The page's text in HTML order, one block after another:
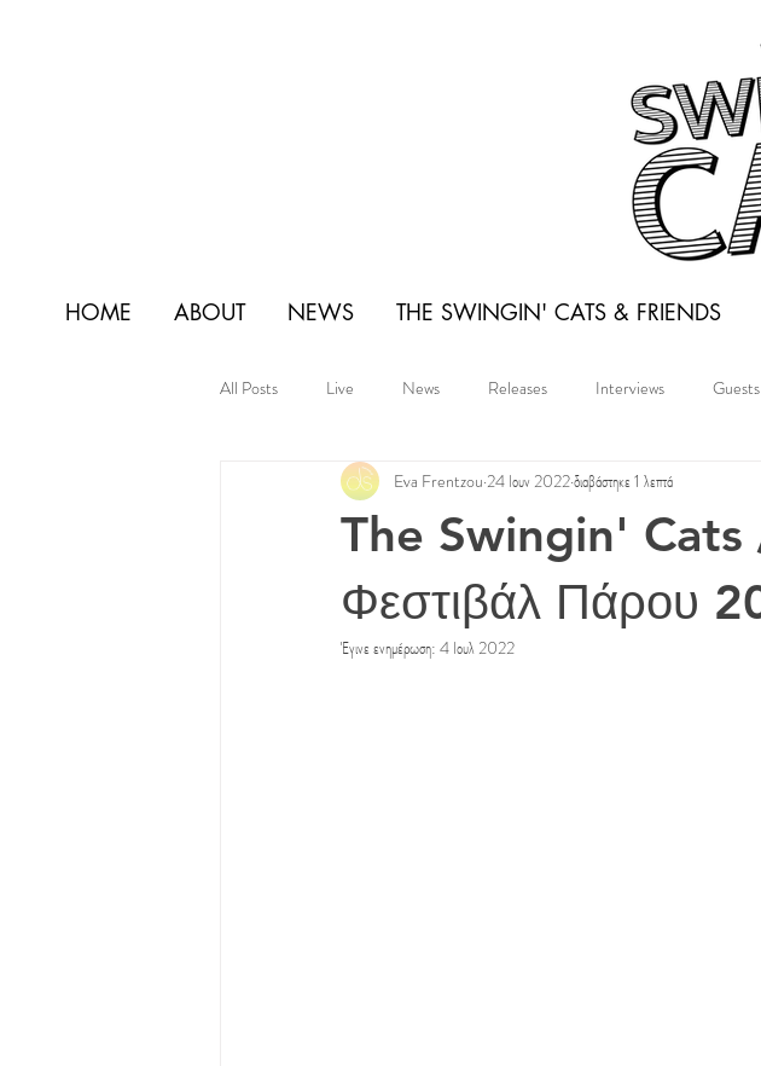
HOME ABOUT NEWS THE SWINGIN' CATS & FRIENDS
All Posts Live News Releases Interviews
The Swingin' Cats
Φεστιβάλ Πάρου
Eva Frentzou 24 Ιουν 2022διαβάστηκε 1 λεπτά
Έγινε ενημέρωση: 4 Ιουλ 2022